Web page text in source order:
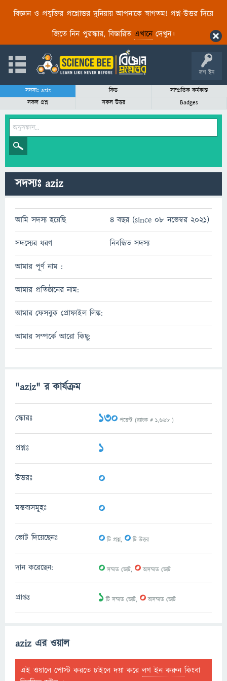
বিজ্ঞান ও প্রযুক্তির প্রশ্নোত্তর দুনিয়ায় আপনাকে স্বাগতম! প্রশ্ন-উত্তর দিয়ে
জিতে নিন পুরস্কার, বিস্তারিত এখানেদেখুন।
লগ ইন
সদস্যঃ aziz ফিড
সাম্প্রতিক কর্মকান্ড
সকল প্রশ্ন
সকল উত্তর Badges
সদস্যঃ aziz
আমি সদস্য হয়েছি 4 বছর (since 08 নভেম্বর 2021)
সদস্যের ধরণ নিবন্ধিত সদস্য
আমার পূর্ণ নাম :
আমার প্রতিষ্ঠানের নাম:
আমার ফেসবুক প্রোফাইল লিঙ্ক:
আমার সম্পর্কে আরো কিছু:
"aziz" র কার্যক্রম
স্কোরঃ 130 পয়েন্ট (র‌্যাংক # 1,668 )
প্রশ্নঃ 1
উত্তরঃ 0
মন্তব্যসমূহঃ 0
ভোট দিয়েছেনঃ 0টি প্রশ্ন, 0টি উত্তর
দান করেছেন: 0সম্মত ভোট, 0অসম্মত ভোট
প্রাপ্তঃ 1টি সম্মত ভোট, 0অসম্মত ভোট
aziz এর ওয়াল
এই ওয়ালে পোস্ট করতে চাইলে দয়া করেলগ ইন করুনকিংবা